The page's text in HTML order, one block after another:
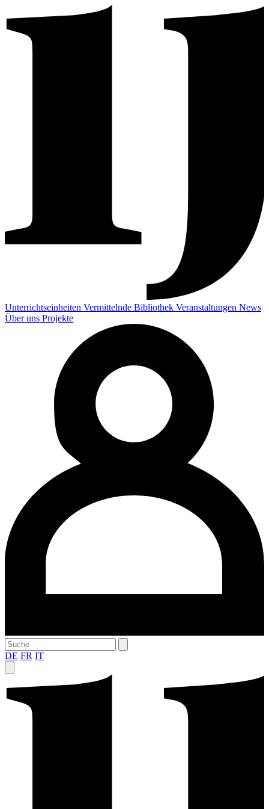
Unterrichtseinheiten Vermittelnde Bibliothek Veranstaltungen News
Über uns Projekte
DE FR IT